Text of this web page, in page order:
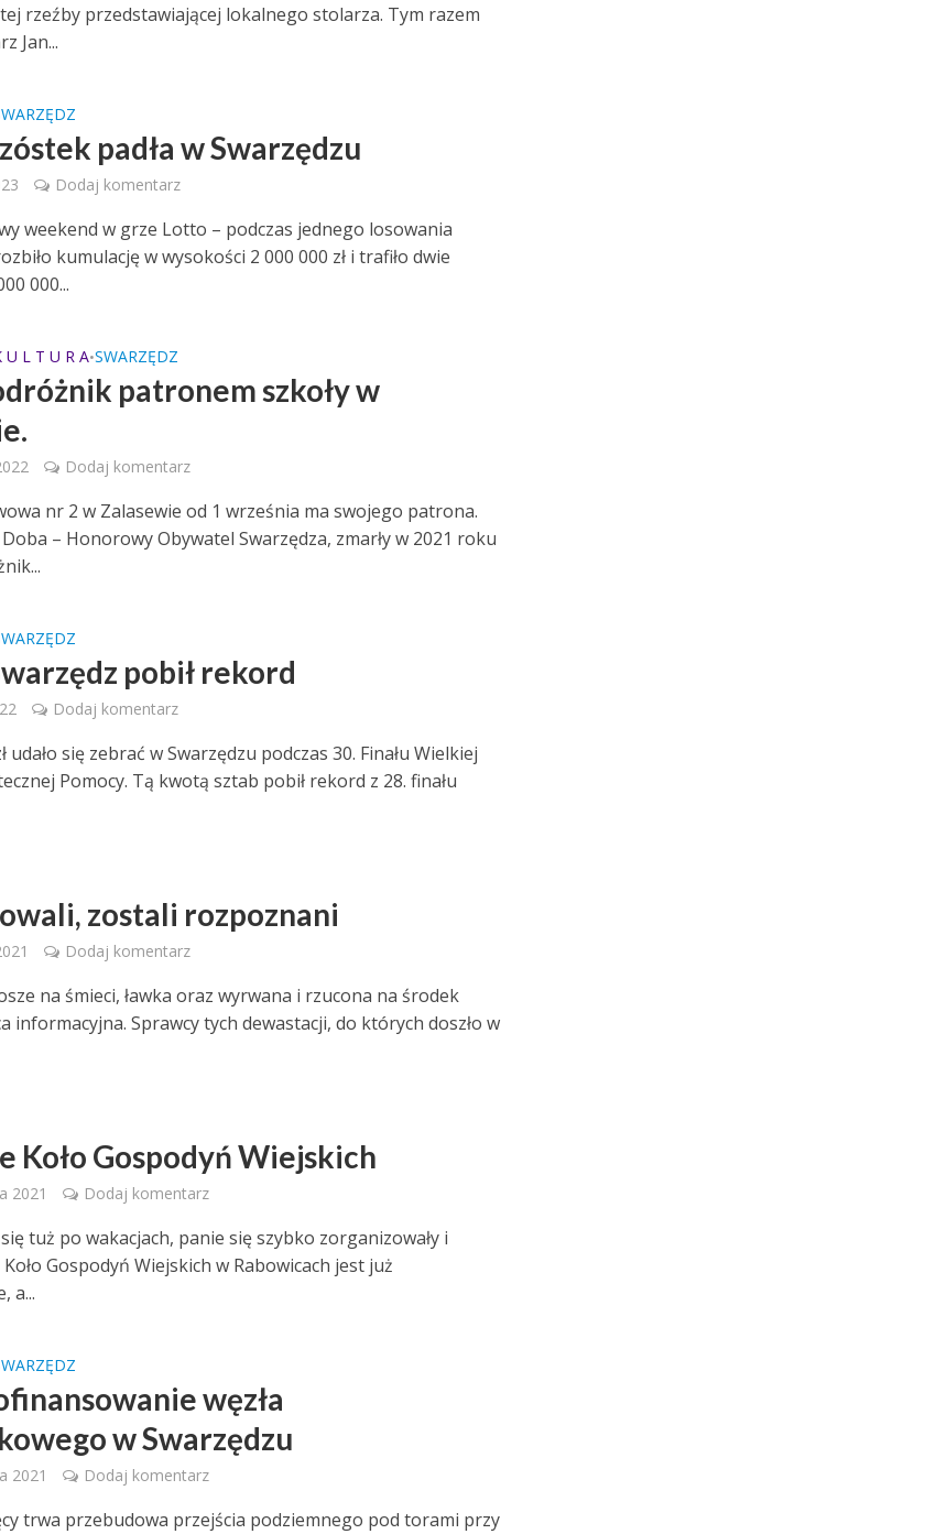
rzeźby przedstawiającej lokalnego stolarza. Tym razem
Jan...
padła w Swarzędzu
Dodaj komentarz
weekend w grze Lotto – podczas jednego losowania
kumulację w wysokości 2 000 000 zł i trafiło dwie
000...
U L T U R A•SWARZĘDZ
patronem szkoły w
Dodaj komentarz
nr 2 w Zalasewie od 1 września ma swojego patrona.
– Honorowy Obywatel Swarzędza, zmarły w 2021 roku
pobił rekord
Dodaj komentarz
udało się zebrać w Swarzędzu podczas 30. Finału Wielkiej
Pomocy. Tą kwotą sztab pobił rekord z 28. finału
zostali rozpoznani
Dodaj komentarz
na śmieci, ławka oraz wyrwana i rzucona na środek
informacyjna. Sprawcy tych dewastacji, do których doszło w
Koło Gospodyń Wiejskich
2021 Dodaj komentarz
się tuż po wakacjach, panie się szybko zorganizowały i
Koło Gospodyń Wiejskich w Rabowicach jest już
a...
węzła
w Swarzędzu
2021 Dodaj komentarz
trwa przebudowa przejścia podziemnego pod torami przy